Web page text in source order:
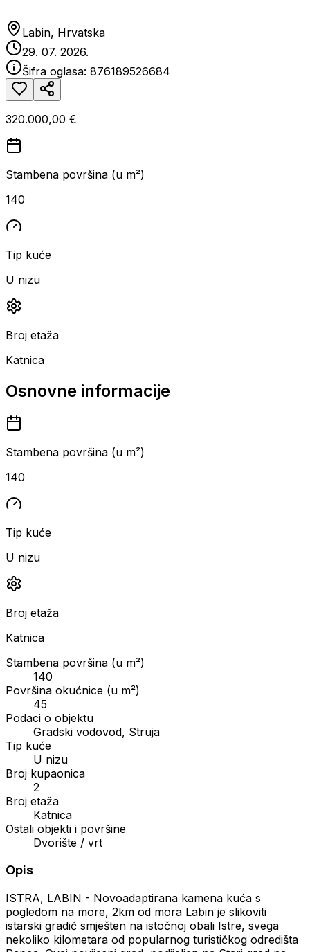
Labin, Hrvatska
29. 07. 2026.
Šifra oglasa: 876189526684
320.000,00 €
Stambena površina (u m²)
140
Tip kuće
U nizu
Broj etaža
Katnica
Osnovne informacije
Stambena površina (u m²)
140
Tip kuće
U nizu
Broj etaža
Katnica
Stambena površina (u m²)
140
Površina okućnice (u m²)
45
Podaci o objektu
Gradski vodovod, Struja
Tip kuće
U nizu
Broj kupaonica
2
Broj etaža
Katnica
Ostali objekti i površine
Dvorište / vrt
Opis
ISTRA, LABIN - Novoadaptirana kamena kuća s
pogledom na more, 2km od mora Labin je slikoviti
istarski gradić smješten na istočnoj obali Istre, svega
nekoliko kilometara od popularnog turističkog odredišta